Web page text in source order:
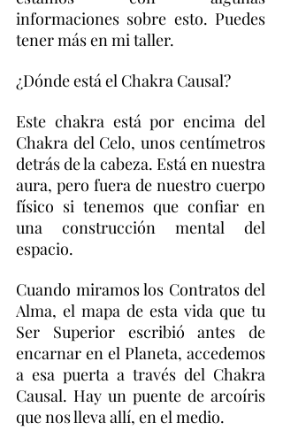
informaciones sobre esto. Puedes
tener más en mi taller.
¿Dónde está el Chakra Causal?
Este chakra está por encima del
Chakra del Celo, unos centímetros
detrás de la cabeza. Está en nuestra
aura, pero fuera de nuestro cuerpo
físico si tenemos que confiar en
una construcción mental del
espacio.
Cuando miramos los Contratos del
Alma, el mapa de esta vida que tu
Ser Superior escribió antes de
encarnar en el Planeta, accedemos
a esa puerta a través del Chakra
Causal. Hay un puente de arcoíris
que nos lleva allí, en el medio.